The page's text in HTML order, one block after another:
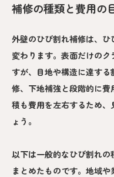
補修の種類と費用の
外壁のひび割れ補修は、
変わります。表面だけの
すが、目地や構造に達す
修、下地補強と段階的に
積も費用を左右するため
ょう。
以下は一般的なひび割れ
まとめたものです。地域